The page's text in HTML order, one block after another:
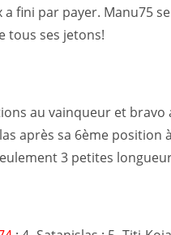
fini par payer. Manu75
tous ses jetons!
au vainqueur et bravo
après sa 6ème position
3 petites